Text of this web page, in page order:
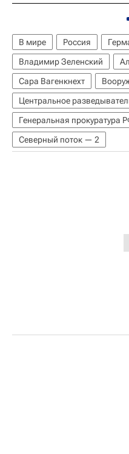
В мире Россия
Владимир Зеленский
Сара Вагенкнехт
Центральное
Генеральная прокуратура
Северный поток — 2